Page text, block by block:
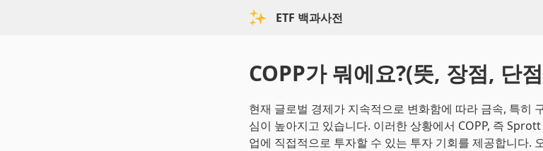
ETF 백과사전
COPP가 뭐에요?(뜻, 장점, 단
현재 글로벌 경제가 지속적으로 변화함에 따라 금속, 특히
심이 높아지고 있습니다. 이러한 상황에서 COPP, 즉
업에 직접적으로 투자할 수 있는 투자 기회를 제공합니다.